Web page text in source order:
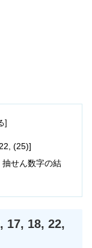
(25)]
抽せん数字の結
17, 18, 22,